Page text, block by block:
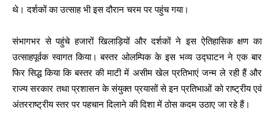
थे। दर्शकों का उत्साह भी इस दौरान चरम पर पहुंच गया।
संभागभर से पहुंचे हजारों खिलाड़ियों और दर्शकों ने इस ऐतिहासिक क्षण का
उत्साहपूर्वक स्वागत किया। बस्तर ओलम्पिक के इस भव्य उद्घाटन ने एक बार
फिर सिद्ध किया कि बस्तर की माटी में असीम खेल प्रतिभाएं जन्म ले रही हैं और
राज्य सरकार तथा प्रशासन के संयुक्त प्रयासों से इन प्रतिभाओं को राष्ट्रीय एवं
अंतरराष्ट्रीय स्तर पर पहचान दिलाने की दिशा में ठोस कदम उठाए जा रहे हैं।